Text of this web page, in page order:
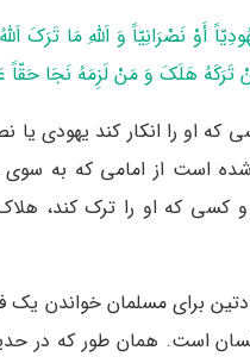
أَوْ نَصْرَانِيّاً وَ اَللَّهِ مَا تَرَكَ
تَرَكَهُ هَلَكَ وَ مَنْ لَزِمَهُ نَجَا حَقّاً
را انکار کند یهودی یا
شده است از امامی که به
که او را ترک کند،
برای مسلمان خواندن یک
انسان است. همان طور که در